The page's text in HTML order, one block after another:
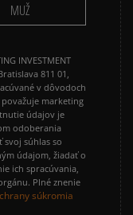
MUŽ
INVESTMENT
811 01,
v dôvodoch
marketing
údajov je
odoberania
svoj súhlas so
údajom, žiadať o
ich spracúvania,
Plné znenie
súkromia